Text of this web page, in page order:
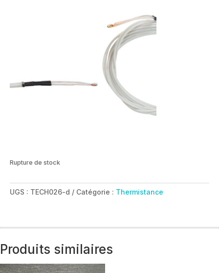
Rupture de stock
UGS : TECH026-d Catégorie : Thermistance
Produits similaires